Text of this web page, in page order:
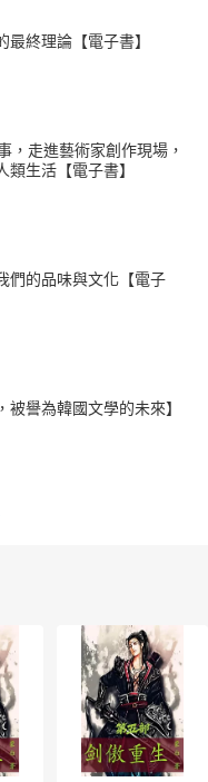
終理論【電子書】
，走進藝術家創作現場，
生活【電子書】
們的品味與文化【電子
譽為韓國文學的未來】